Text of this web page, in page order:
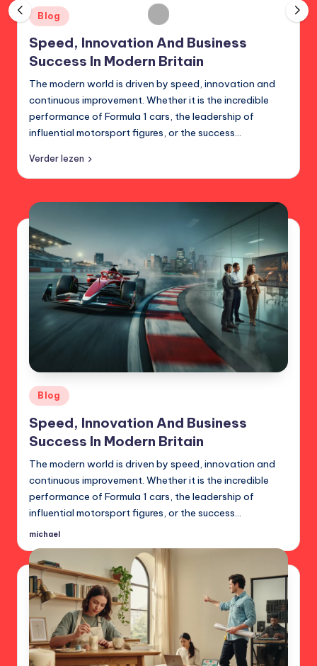
tPosted
in
Blog
Speed, Innovation And Business
Success In Modern Britain
The modern world is driven by speed, innovation and
continuous improvement. Whether it is the incredible
performance of Formula 1 cars, the leadership of
influential motorsport figures, or the success…
Verder lezen
Posted
in
Blog
Speed, Innovation And Business
Success In Modern Britain
The modern world is driven by speed, innovation and
continuous improvement. Whether it is the incredible
performance of Formula 1 cars, the leadership of
influential motorsport figures, or the success…
Posted
michael